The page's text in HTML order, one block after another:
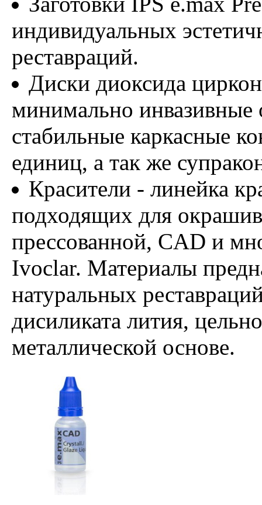
индивидуальных
реставраций.
Диски диоксида
минимально инвазивные
стабильные каркасные
единиц, а так же
Красители - линейка
подходящих для
прессованной, CAD и
Ivoclar. Материалы
натуральных
дисиликата лития,
металлической основе.